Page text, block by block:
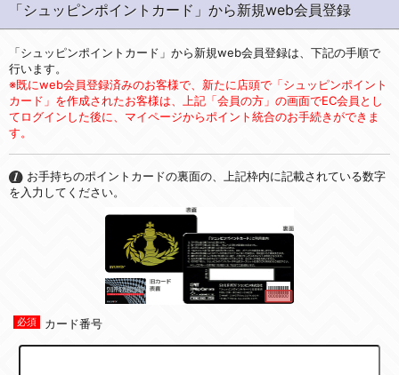
「シュッピンポイントカード」から新規web会員登録
「シュッピンポイントカード」から新規web会員登録は、下記の手順で
行います。
※既にweb会員登録済みのお客様で、新たに店頭で「シュッピンポイント
カード」を作成されたお客様は、上記「会員の方」の画面でEC会員とし
てログインした後に、マイページからポイント統合のお手続きができま
す。
お手持ちのポイントカードの裏面の、上記枠内に記載されている数字
を入力してください。
カード番号